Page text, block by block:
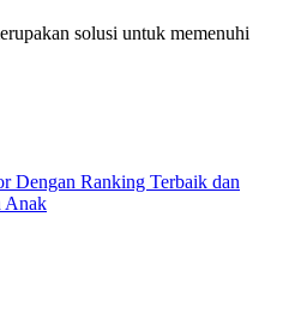
solusi untuk memenuhi